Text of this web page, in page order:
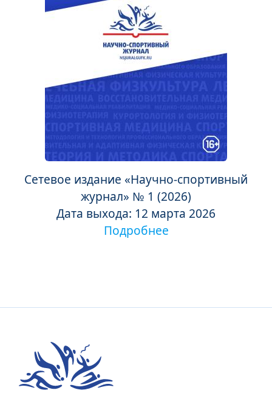
Сетевое издание «Научно-спортивный
журнал» № 1 (2026)
Дата выхода: 12 марта 2026
Подробнее